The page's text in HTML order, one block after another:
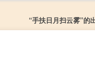
“手扶日月扫云雾”的